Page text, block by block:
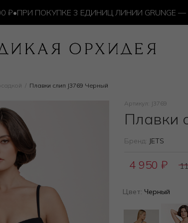
ПОКУПКЕ 3 ЕДИНИЦ ЛИНИИ GRUNGE —
Плавки слип J3769 Черный
Артикул: J3769
Плавки
Бренд: JETS
4 950 ₽
Цвет: Черный